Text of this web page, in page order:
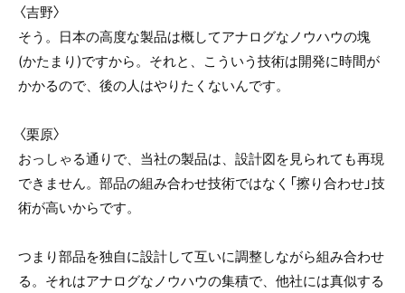
〈吉野〉
そう。日本の高度な製品は概してアナログなノウハウの塊
(かたまり)ですから。それと、こういう技術は開発に時間が
かかるので、後の人はやりたくないんです。
〈栗原〉
おっしゃる通りで、当社の製品は、設計図を見られても再現
できません。部品の組み合わせ技術ではなく「擦り合わせ」技
術が高いからです。
つまり部品を独自に設計して互いに調整しながら組み合わせ
る。それはアナログなノウハウの集積で、他社には真似する